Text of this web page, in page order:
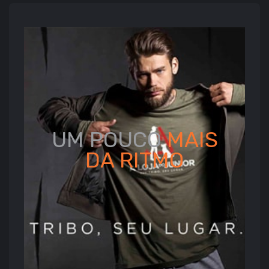
UM POUCOMAIS
DARITMO